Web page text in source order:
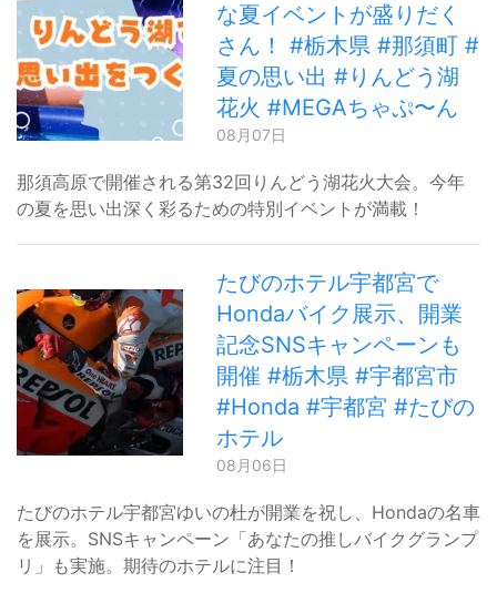
な夏イベントが盛りだく
さん！ #栃木県 #那須町 #
夏の思い出 #りんどう湖
花火 #MEGAちゃぷ〜ん
08月07日
那須高原で開催される第32回りんどう湖花火大会。今年
の夏を思い出深く彩るための特別イベントが満載！
たびのホテル宇都宮で
Hondaバイク展示、開業
記念SNSキャンペーンも
開催 #栃木県 #宇都宮市
#Honda #宇都宮 #たびの
ホテル
08月06日
たびのホテル宇都宮ゆいの杜が開業を祝し、Hondaの名車
を展示。SNSキャンペーン「あなたの推しバイクグランプ
リ」も実施。期待のホテルに注目！